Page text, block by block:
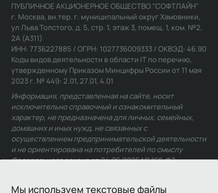
Мы используем текстовые файлы
ПУБЛИЧНОЕ АКЦИОНЕРНОЕ ОБЩЕСТВО "СОФТЛАЙН"
г. Москва, вн.тер. г. муниципальный округ Хамовники,
ул Льва Толстого, д. 5, стр. 1, этаж 3, помещ. 1, ком. №2,
2А (А311)
ИНН: 7736227885 / ОГРН: 1027736009333 / ОКВЭД: 46.90
Коды видов деятельности в области IT по перечню,
утвержденному Приказом Минцифры России от 11 мая
2023 г. № 449: 2.01, 27.01, 4.01
Информация, представленная на сайте, носит
исключительно справочный и ознакомительный
характер, не предназначена для личных, семейных,
домашних и иных нужд, не связанных с
осуществлением предпринимательской деятельности
и не ориентирована на потребителей по смыслу
Федерального закона от 24.06.2025 № 168-ФЗ.